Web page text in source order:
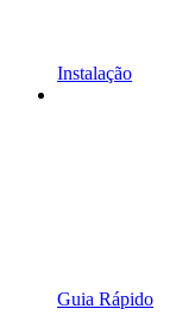
Instalação
Guia Rápido